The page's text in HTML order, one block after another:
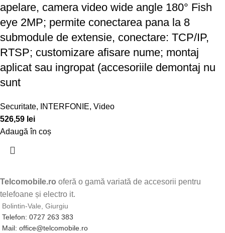
apelare, camera video wide angle 180° Fish
eye 2MP; permite conectarea pana la 8
submodule de extensie, conectare: TCP/IP,
RTSP; customizare afisare nume; montaj
aplicat sau ingropat (accesoriile demontaj nu
sunt
Securitate, INTERFONIE, Video
526,59 lei
Adaugă în coș
Telcomobile.ro oferă o gamă variată de accesorii pentru
telefoane și electro it.
Bolintin-Vale, Giurgiu
Telefon: 0727 263 383
Mail: office@telcomobile.ro